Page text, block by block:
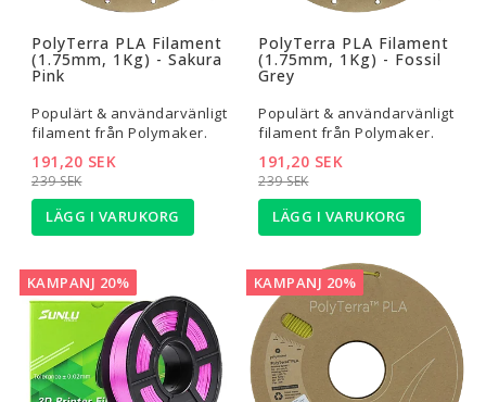
Lägg till i favoritlistan
PolyTerra PLA Filament
(1.75mm, 1Kg) - Sakura
Pink
Populärt & användarvänligt
filament från Polymaker.
239 SEK
191,20 SEK
LÄGG I VARUKORG
PolyTerra PLA Filament
(1.75mm, 1Kg) - Fossil
Grey
Populärt & användarvänligt
filament från Polymaker.
239 SEK
191,20 SEK
LÄGG I VARUKORG
KAMPANJ 20% KAMPANJ 20%